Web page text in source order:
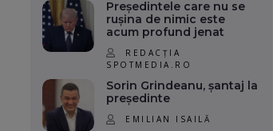
Președintele care nu se
rușina de nimic este
acum profund jenat
REDACȚIA
SPOTMEDIA.RO
Sorin Grindeanu, șantaj la
președinte
EMILIAN ISAILĂ